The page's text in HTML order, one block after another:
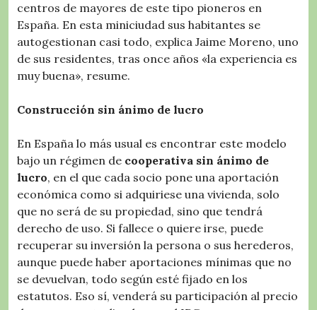
centros de mayores de este tipo pioneros en
España. En esta miniciudad sus habitantes se
autogestionan casi todo, explica Jaime Moreno, uno
de sus residentes, tras once años «la experiencia es
muy buena», resume.
Construcción sin ánimo de lucro
En España lo más usual es encontrar este modelo
bajo un régimen de cooperativa sin ánimo de
lucro, en el que cada socio pone una aportación
económica como si adquiriese una vivienda, solo
que no será de su propiedad, sino que tendrá
derecho de uso. Si fallece o quiere irse, puede
recuperar su inversión la persona o sus herederos,
aunque puede haber aportaciones mínimas que no
se devuelvan, todo según esté fijado en los
estatutos. Eso sí, venderá su participación al precio